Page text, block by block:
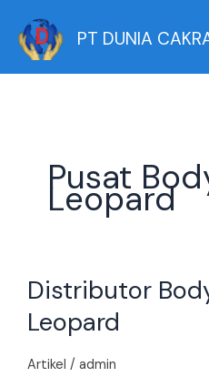
content
PT DUNIA
Pusat
Leopard
Distributor
Leopard
Artikel / admin
Body
Leopard